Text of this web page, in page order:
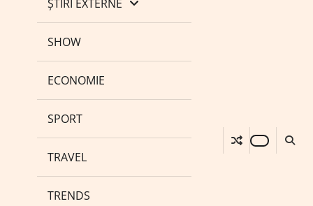
ȘTIRI EXTERNE
SHOW
ECONOMIE
SPORT
TRAVEL
TRENDS